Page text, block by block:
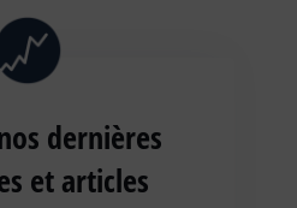
dernières
et articles